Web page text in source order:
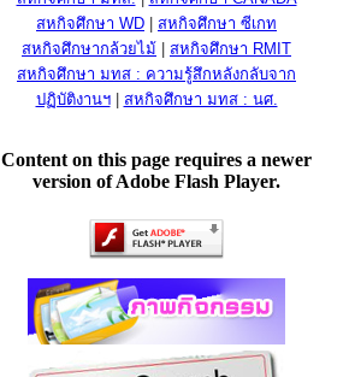
สหกิจศึกษา WD
สหกิจศึกษา ซีเกท
สหกิจศึกษากล้วยไม้
สหกิจศึกษา RMIT
สหกิจศึกษา มทส : ความรู้สึกหลังกลับจาก
ปฏิบัติงานฯ| สหกิจศึกษา มทส : นศ.
Content on this page requires a newer
version of Adobe Flash Player.